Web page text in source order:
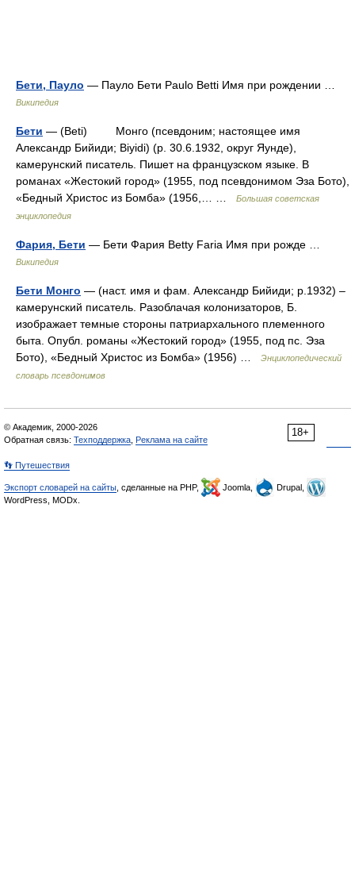
Бети, Пауло — Пауло Бети Paulo Betti Имя при рождении …
Википедия
Бети — (Beti) Монго (псевдоним; настоящее имя
Александр Бийиди; Biyidi) (р. 30.6.1932, округ Яунде),
камерунский писатель. Пишет на французском языке. В
романах «Жестокий город» (1955, под псевдонимом Эза Бото),
«Бедный Христос из Бомба» (1956,… …
Большая советская
энциклопедия
Фария, Бети — Бети Фария Betty Faria Имя при рожде …
Википедия
Бети Монго — (наст. имя и фам. Александр Бийиди; р.1932) –
камерунский писатель. Разоблачая колонизаторов, Б.
изображает темные стороны патриархального племенного
быта. Опубл. романы «Жестокий город» (1955, под пс. Эза
Бото), «Бедный Христос из Бомба» (1956) …
Энциклопедический
словарь псевдонимов
18+
© Академик, 2000-2026
Обратная связь: Техподдержка Реклама на сайте
👣 Путешествия
Экспорт словарей на сайты , сделанные на PHP, Joomla,
Drupal,
WordPress, MODx.